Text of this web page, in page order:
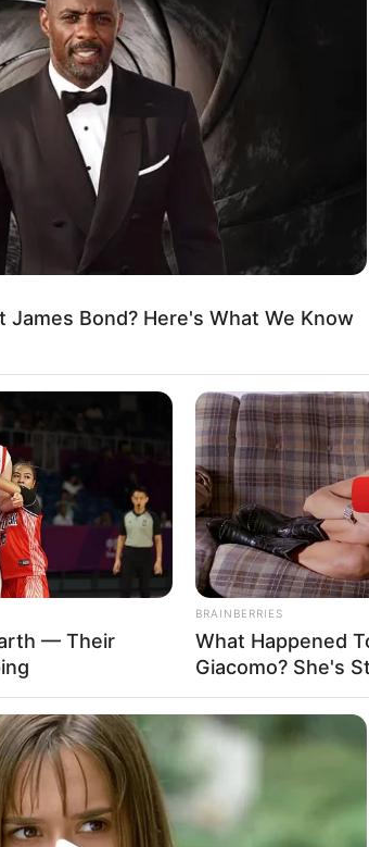
മുബൈയിൽ പറഞ്ഞു. വിരാട് കോഹ്‍ലി,
മുതൽക്കൂട്ടാകുമെന്നും പീറ്റേഴ്സൺ
ഓസ്ട്രേലിയൻ ക്രിക്കറ്റർ ഷെയ്ൻ
Send
James Bond? Here's What We Know
— Their
BRAINBERRIES
What Happened
Giacomo? She's